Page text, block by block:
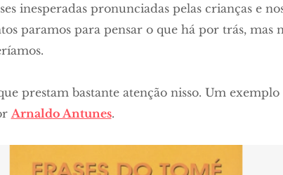
inesperadas pronunciadas pelas crianças e
paramos para pensar o que há por trás, mas
prestam bastante atenção nisso. Um
Arnaldo Antunes.